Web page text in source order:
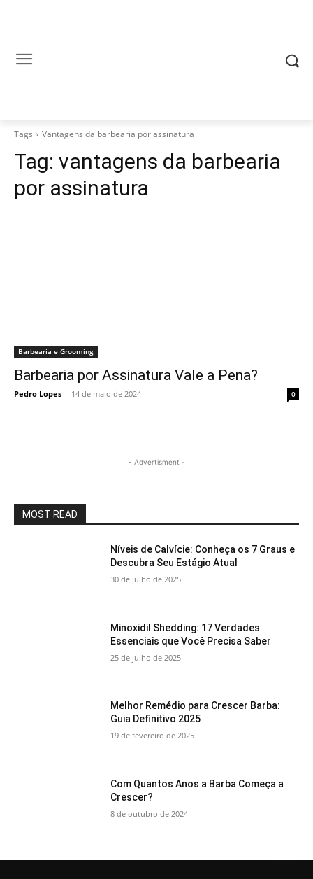
Tags Vantagens da barbearia por assinatura
Tag: vantagens da barbearia
por assinatura
Barbearia e Grooming
Barbearia por Assinatura Vale a Pena?
Pedro Lopes - 14 de maio de 2024 0
- Advertisment -
MOST READ
Níveis de Calvície: Conheça os 7 Graus e
Descubra Seu Estágio Atual
30 de julho de 2025
Minoxidil Shedding: 17 Verdades
Essenciais que Você Precisa Saber
25 de julho de 2025
Melhor Remédio para Crescer Barba:
Guia Definitivo 2025
19 de fevereiro de 2025
Com Quantos Anos a Barba Começa a
Crescer?
8 de outubro de 2024